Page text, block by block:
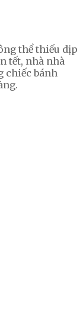
thể thiếu dịp
tết, nhà nhà
chiếc bánh